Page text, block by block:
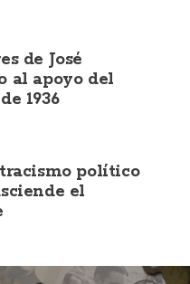
de José
al apoyo del
1936
político
el